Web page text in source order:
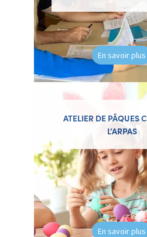
En savoir plus
ATELIER DE PÂQUES
L’ARPAS
En savoir plus